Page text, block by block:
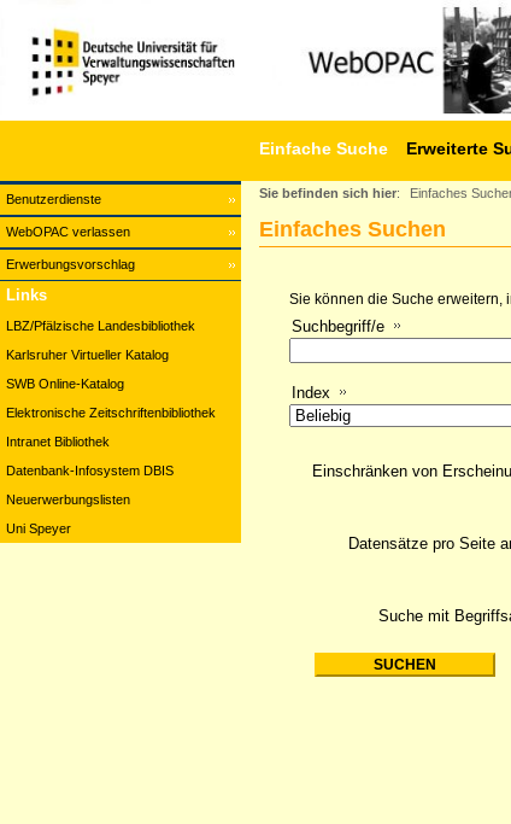
Benutzerdienste
WebOPAC verlassen
Erwerbungsvorschlag
Einfache Suche Erweiterte
Links
LBZ/Pfälzische Landesbibliothek
Karlsruher Virtueller Katalog
SWB Online-Katalog
Elektronische Zeitschriftenbibliothek
Intranet Bibliothek
Datenbank-Infosystem DBIS
Neuerwerbungslisten
Uni Speyer
Sie befinden sich hier: Einfaches
Einfaches Suchen
Sie können die Suche erweitern,
Suchbegriff/e
Index
Suche mit
Einschränken von
Datensätze pro Seite